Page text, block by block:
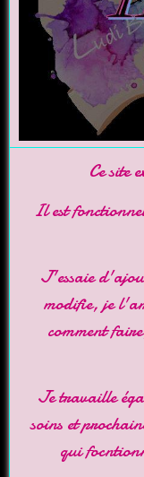
Ce site
Il est
J'essaie
modifie, je
comment
Je travaille
soins et
qui